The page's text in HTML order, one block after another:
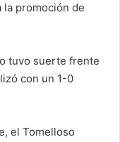
la promoción de
tuvo suerte frente
con un 1-0
el Tomelloso